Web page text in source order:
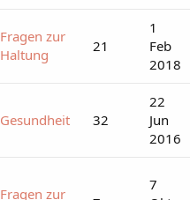
Fragen zur
Haltung
21
1
Feb
2018
Gesundheit 32
22
Jun
2016
Fragen zur
7